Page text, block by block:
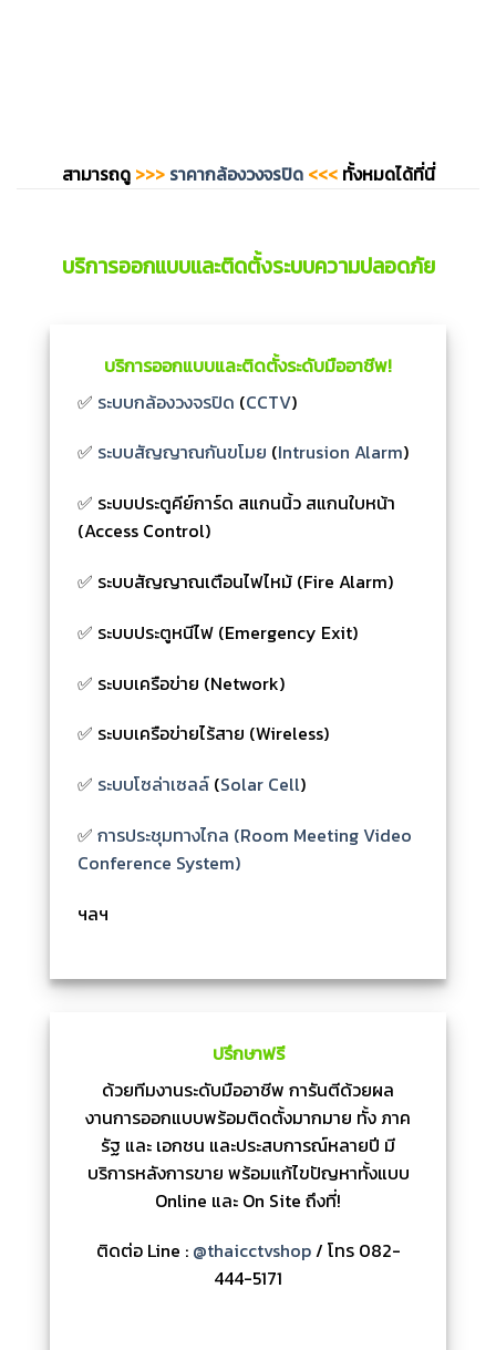
สามารถดู >>>ราคากล้องวงจรปิด <<<ทั้งหมดได้ที่นี่
บริการออกแบบและติดตั้งระบบความปลอดภัย
บริการออกแบบและติดตั้งระดับมืออาชีพ!
✅ ระบบกล้องวงจรปิด (CCTV)
✅ ระบบสัญญาณกันขโมย (Intrusion Alarm)
✅ ระบบประตูคีย์การ์ด สแกนนิ้ว สแกนใบหน้า
(Access Control)
✅ ระบบสัญญาณเตือนไฟไหม้ (Fire Alarm)
✅ ระบบประตูหนีไฟ (Emergency Exit)
✅ ระบบเครือข่าย (Network)
✅ ระบบเครือข่ายไร้สาย (Wireless)
✅ ระบบโซล่าเซลล์ (Solar Cell)
✅ การประชุมทางไกล (Room Meeting Video
Conference System)
ฯลฯ
ปรึกษาฟรี
ด้วยทีมงานระดับมืออาชีพ การันตีด้วยผล
งานการออกแบบพร้อมติดตั้งมากมาย ทั้ง ภาค
รัฐ และ เอกชน และประสบการณ์หลายปี มี
บริการหลังการขาย พร้อมแก้ไขปัญหาทั้งแบบ
Online และ On Site ถึงที่!
ติดต่อ Line : @thaicctvshop/ โทร 082-
444-5171